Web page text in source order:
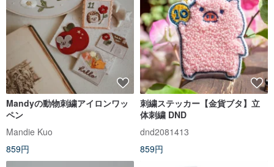
Mandyの動物刺繍アイロンワッ
ペン
Mandie Kuo
859円
刺繍ステッカー【金貨ブタ】立
体刺繍 DND
dnd2081413
859円